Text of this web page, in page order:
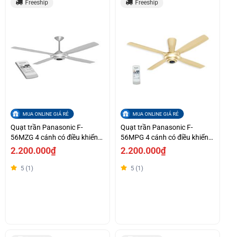
Freeship
MUA ONLINE GIÁ RẺ
Quạt trần Panasonic F-
56MZG 4 cánh có điều khiển
từ xa
2.200.000₫
5 (1)
Freeship
MUA ONLINE GIÁ RẺ
Quạt trần Panasonic F-
56MPG 4 cánh có điều khiển
từ xa
2.200.000₫
5 (1)